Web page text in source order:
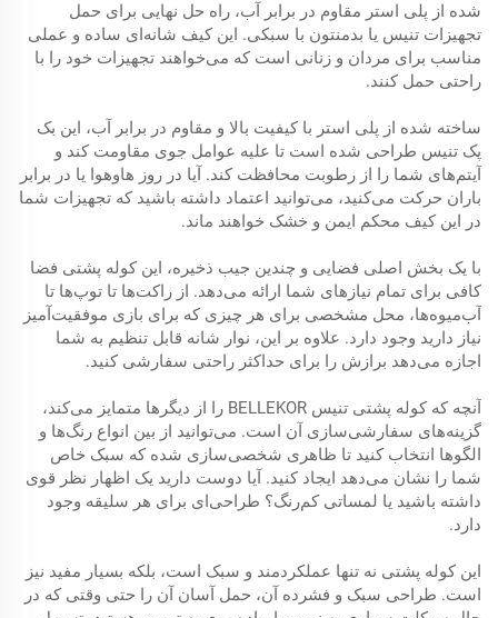
شده از پلی استر مقاوم در برابر آب، راه حل نهایی برای حمل
تجهیزات تنیس یا بدمنتون با سبکی. این کیف شانه‌ای ساده و عملی
مناسب برای مردان و زنانی است که می‌خواهند تجهیزات خود را با
راحتی حمل کنند.
ساخته شده از پلی استر با کیفیت بالا و مقاوم در برابر آب، این بک
پک تنیس طراحی شده است تا علیه عوامل جوی مقاومت کند و
آیتم‌های شما را از رطوبت محافظت کند. آیا در روز هاوهوا یا در برابر
باران حرکت می‌کنید، می‌توانید اعتماد داشته باشید که تجهیزات شما
در این کیف محکم ایمن و خشک خواهند ماند.
با یک بخش اصلی فضایی و چندین جیب ذخیره، این کوله پشتی فضا
کافی برای تمام نیازهای شما ارائه می‌دهد. از راکت‌ها تا توپ‌ها تا
آب‌میوه‌ها، محل مشخصی برای هر چیزی که برای بازی موفقیت‌آمیز
نیاز دارید وجود دارد. علاوه بر این، نوار شانه قابل تنظیم به شما
اجازه می‌دهد برازش را برای حداکثر راحتی سفارشی کنید.
آنچه که کوله پشتی تنیس BELLEKOR را از دیگرها متمایز می‌کند،
گزینه‌های سفارشی‌سازی آن است. می‌توانید از بین انواع رنگ‌ها و
الگوها انتخاب کنید تا ظاهری شخصی‌سازی شده که سبک خاص
شما را نشان می‌دهد ایجاد کنید. آیا دوست دارید یک اظهار نظر قوی
داشته باشید یا لمساتی کم‌رنگ؟ طراحی‌ای برای هر سلیقه وجود
دارد.
این کوله پشتی نه تنها عملکردمند و سبک است، بلکه بسیار مفید نیز
است. طراحی سبک و فشرده آن، حمل آسان آن را حتی وقتی که در